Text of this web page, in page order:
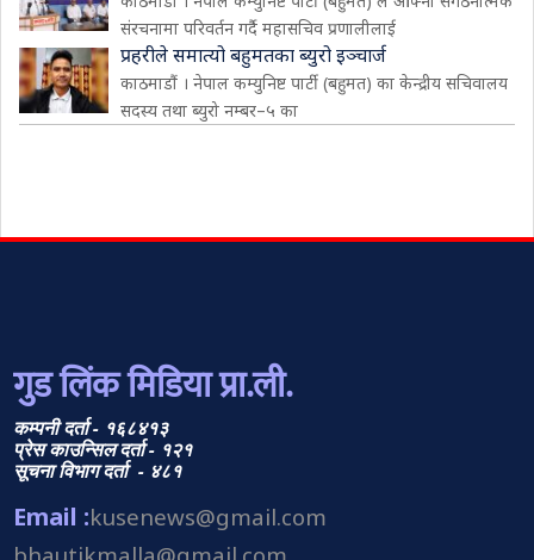
संरचनामा परिवर्तन गर्दै महासचिव प्रणालीलाई
प्रहरीले समात्यो बहुमतका ब्युरो इञ्चार्ज
काठमाडौं । नेपाल कम्युनिष्ट पार्टी (बहुमत) का केन्द्रीय सचिवालय
सदस्य तथा ब्युरो नम्बर–५ का
गुड लिंक मिडिया प्रा.ली.
कम्पनी दर्ता - १६८४१३
प्रेस काउन्सिल दर्ता - १२१
सूचना विभाग दर्ता - ४८१
Email :kusenews@gmail.com